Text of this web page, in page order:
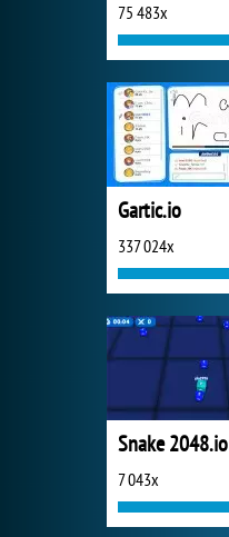
75 483x
Gartic.io
337 024x
Snake 2048.io
7 043x